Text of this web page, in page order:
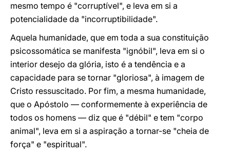
mesmo tempo é "corruptível", e leva em si a
potencialidade da "incorruptibilidade".
Aquela humanidade, que em toda a sua constituição
psicossomática se manifesta "ignóbil", leva em si o
interior desejo da glória, isto é a tendência e a
capacidade para se tornar "gloriosa", à imagem de
Cristo ressuscitado. Por fim, a mesma humanidade,
que o Apóstolo — conformemente à experiência de
todos os homens — diz que é "débil" e tem "corpo
animal", leva em si a aspiração a tornar-se "cheia de
força" e "espiritual".